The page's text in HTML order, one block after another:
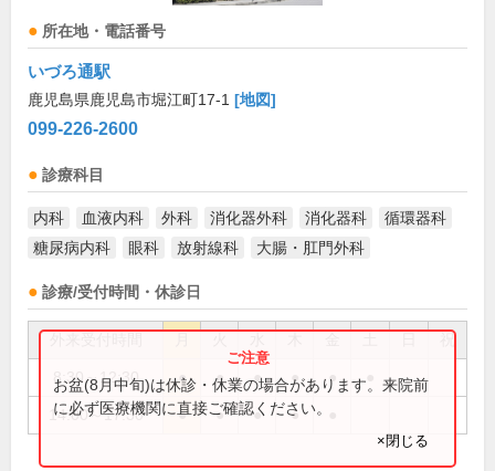
所在地・電話番号
いづろ通駅
鹿児島県鹿児島市堀江町17-1 [地図]
099-226-2600
診療科目
内科 血液内科 外科 消化器外科 消化器科
循環器科
糖尿病内科
眼科 放射線科 大腸・肛門外科
診療/受付時間・休診日
祝
8:30～12:30 ● ● ● ● ●
14:00～17:30 ● ● ● ●
お盆(8月中旬)は休診・休業の場合があります。来院前
に必ず医療機関に直接ご確認ください。
×閉じる